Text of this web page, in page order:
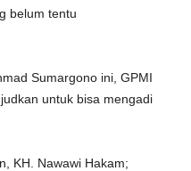
belum tentu
Sumargono ini, GPMI
untuk bisa mengadi
KH. Nawawi Hakam;